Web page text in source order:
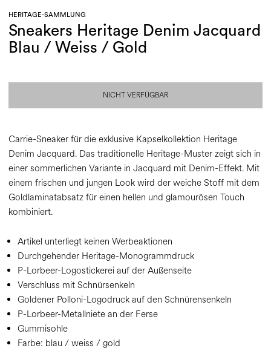
HERITAGE-SAMMLUNG
Sneakers Heritage Denim Jacquard
Blau / Weiss / Gold
NICHT VERFÜGBAR
Carrie-Sneaker für die exklusive Kapselkollektion Heritage
Denim Jacquard. Das traditionelle Heritage-Muster zeigt sich in
einer sommerlichen Variante in Jacquard mit Denim-Effekt. Mit
einem frischen und jungen Look wird der weiche Stoff mit dem
Goldlaminatabsatz für einen hellen und glamourösen Touch
kombiniert.
Artikel unterliegt keinen Werbeaktionen
Durchgehender Heritage-Monogrammdruck
P-Lorbeer-Logostickerei auf der Außenseite
Verschluss mit Schnürsenkeln
Goldener Polloni-Logodruck auf den Schnürensenkeln
P-Lorbeer-Metallniete an der Ferse
Gummisohle
Farbe: blau / weiss / gold